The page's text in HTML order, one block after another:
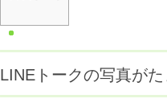
LINEトークの写真が